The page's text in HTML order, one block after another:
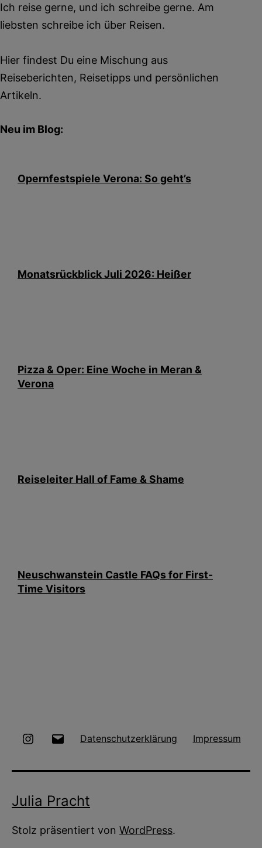
Ich reise gerne, und ich schreibe gerne. Am
liebsten schreibe ich über Reisen.
Hier findest Du eine Mischung aus
Reiseberichten, Reisetipps und persönlichen
Artikeln.
Neu im Blog:
Opernfestspiele Verona: So geht’s
Monatsrückblick Juli 2026: Heißer
Pizza & Oper: Eine Woche in Meran &
Verona
Reiseleiter Hall of Fame & Shame
Neuschwanstein Castle FAQs for First-
Time Visitors
Instagram Datenschutzerklärung Impressum
Julia Pracht
Stolz präsentiert von WordPress.